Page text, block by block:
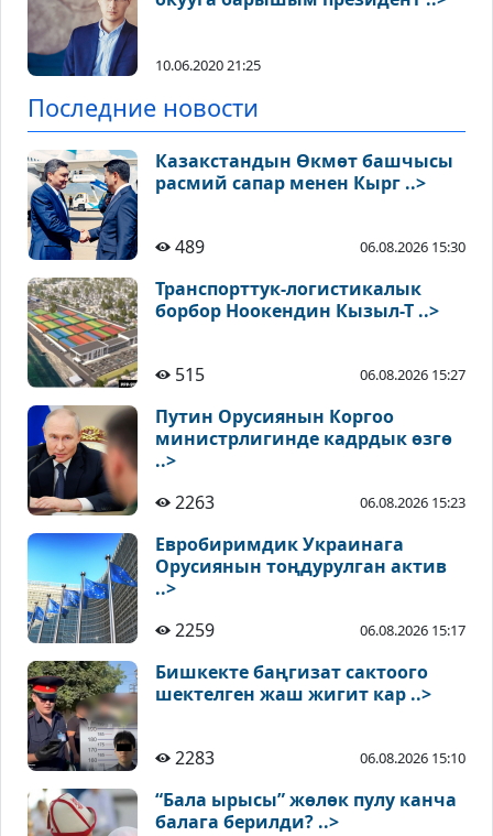
10.06.2020 21:25
Последние новости
Казакстандын Өкмөт башчысы
расмий сапар менен Кырг ..>
489 06.08.2026 15:30
Транспорттук-логистикалык
борбор Ноокендин Кызыл-Т ..>
515 06.08.2026 15:27
Путин Орусиянын Коргоо
министрлигинде кадрдык өзгө
..>
2263
06.08.2026 15:23
Евробиримдик Украинага
Орусиянын тоңдурулган актив
..>
2259
06.08.2026 15:17
Бишкекте баңгизат сактоого
шектелген жаш жигит кар ..>
2283 06.08.2026 15:10
“Бала ырысы” жөлөк пулу канча
балага берилди? ..>